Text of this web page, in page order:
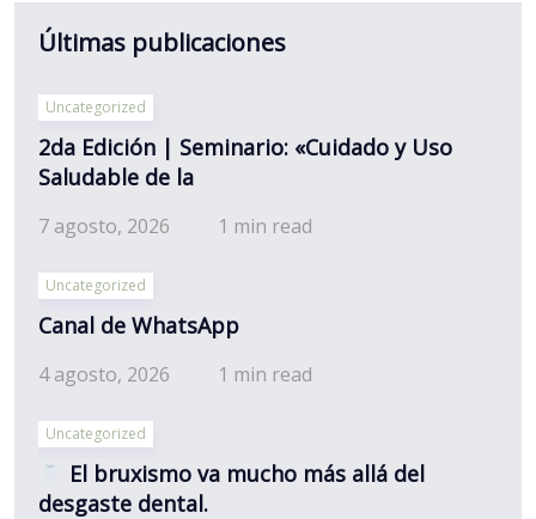
Últimas publicaciones
Uncategorized
2da Edición | Seminario: «Cuidado y Uso
Saludable de la
7 agosto, 2026 1 min read
Uncategorized
Canal de WhatsApp
4 agosto, 2026 1 min read
Uncategorized
El bruxismo va mucho más allá del
desgaste dental.